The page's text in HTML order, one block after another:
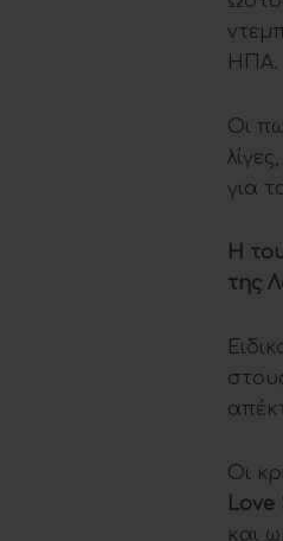
ΗΠΑ.
Οι
για
Η
της
Οι
Love
και